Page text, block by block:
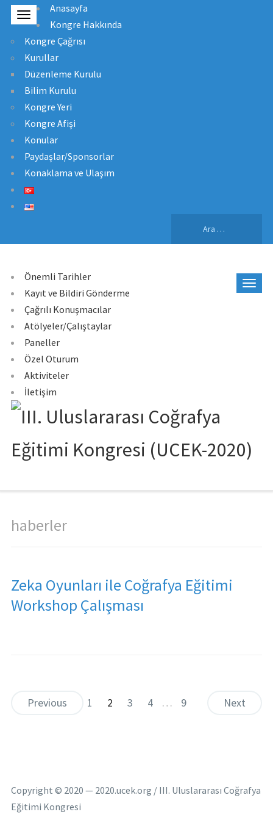
Anasayfa
Kongre Hakkında
Kongre Çağrısı
Kurullar
Düzenleme Kurulu
Bilim Kurulu
Kongre Yeri
Kongre Afişi
Konular
Paydaşlar/Sponsorlar
Konaklama ve Ulaşım
Önemli Tarihler
Kayıt ve Bildiri Gönderme
Çağrılı Konuşmacılar
Atölyeler/Çalıştaylar
Paneller
Özel Oturum
Aktiviteler
İletişim
haberler
Zeka Oyunları ile Coğrafya Eğitimi
Workshop Çalışması
Previous 1 2 3 4 … 9 Next
Copyright © 2020 — 2020.ucek.org / III. Uluslararası Coğrafya
Eğitimi Kongresi